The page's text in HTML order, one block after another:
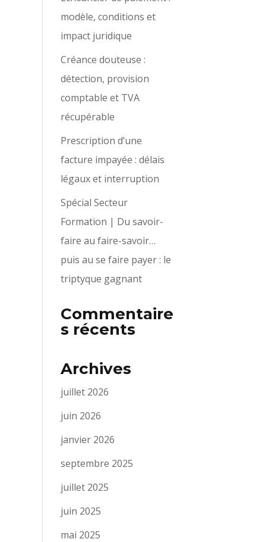
modèle, conditions et
impact juridique
Créance douteuse :
détection, provision
comptable et TVA
récupérable
Prescription d’une
facture impayée : délais
légaux et interruption
Spécial Secteur
Formation | Du savoir-
faire au faire-savoir…
puis au se faire payer : le
triptyque gagnant
Commentaire
s récents
Archives
juillet 2026
juin 2026
janvier 2026
septembre 2025
juillet 2025
juin 2025
mai 2025